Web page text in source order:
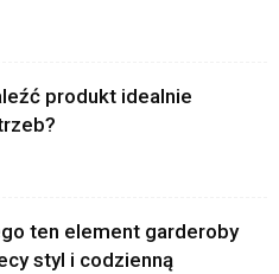
produkt idealnie
ten element garderoby
styl i codzienną